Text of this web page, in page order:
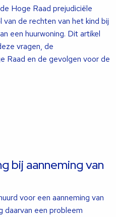
Hoge Raad prejudiciële
de rechten van het kind bij
een huurwoning. Dit artikel
vragen, de
Raad en de gevolgen voor de
bij aanneming van
voor een aanneming van
daarvan een probleem